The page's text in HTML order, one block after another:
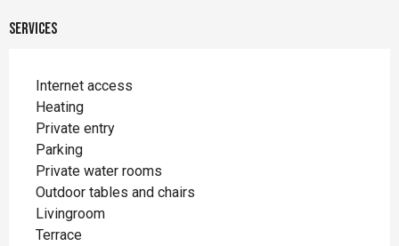
Services
Internet access
Heating
Private entry
Parking
Private water rooms
Outdoor tables and chairs
Livingroom
Terrace